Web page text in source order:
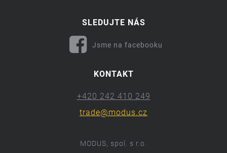
SLEDUJTE NÁS
Jsme na facebooku
KONTAKT
+420 242 410 249
trade@modus.cz
MODUS, spol. s r.o.